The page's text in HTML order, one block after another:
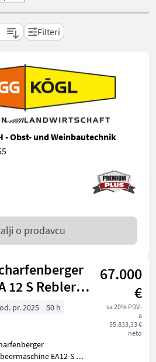
Filteri
- Obst- und Weinbautechnik
o prodavcu
12 S Rebler +
67.000
€
sa 20% PDV-
a
55.833,33 €
neto
pr. 2025 50 h
EA12-S mit